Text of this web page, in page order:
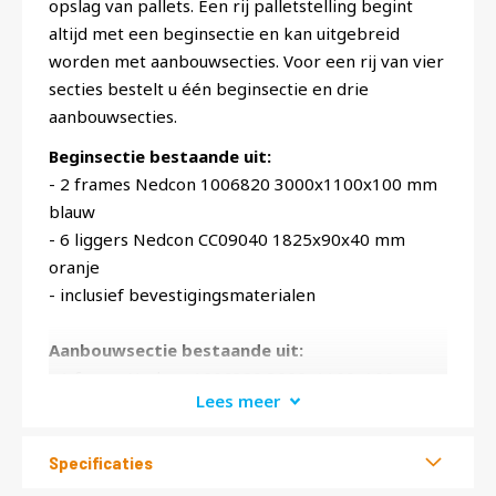
opslag van pallets. Een rij palletstelling begint
altijd met een beginsectie en kan uitgebreid
worden met aanbouwsecties. Voor een rij van vier
secties bestelt u één beginsectie en drie
aanbouwsecties.
Beginsectie bestaande uit:
- 2 frames Nedcon 1006820 3000x1100x100 mm
blauw
- 6 liggers Nedcon CC09040 1825x90x40 mm
oranje
- inclusief bevestigingsmaterialen
Aanbouwsectie bestaande uit:
oranje
Lees meer
Specificaties